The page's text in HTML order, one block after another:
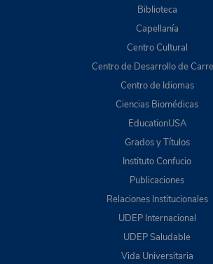
Biblioteca
Capellanía
Centro Cultural
Centro de Desarrollo de
Centro de Idiomas
Ciencias Biomédicas
EducationUSA
Grados y Títulos
Instituto Confucio
Publicaciones
Relaciones Institucionales
UDEP Internacional
UDEP Saludable
Vida Universitaria